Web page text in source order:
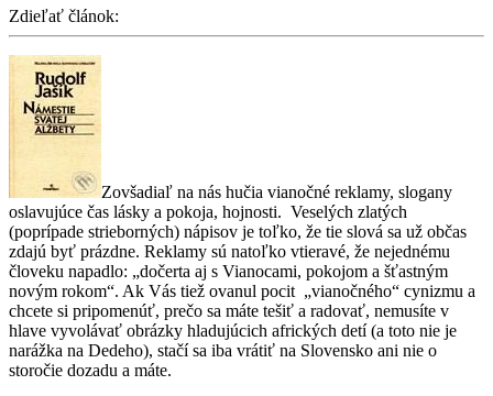
Zdieľať článok:
Zovšadiaľ na nás hučia vianočné reklamy, slogany
oslavujúce čas lásky a pokoja, hojnosti. Veselých zlatých
(poprípade strieborných) nápisov je toľko, že tie slová sa už občas
zdajú byť prázdne. Reklamy sú natoľko vtieravé, že nejednému
človeku napadlo: „dočerta aj s Vianocami, pokojom a šťastným
novým rokom“. Ak Vás tiež ovanul pocit „vianočného“ cynizmu a
chcete si pripomenúť, prečo sa máte tešiť a radovať, nemusíte v
hlave vyvolávať obrázky hladujúcich afrických detí (a toto nie je
narážka na Dedeho), stačí sa iba vrátiť na Slovensko ani nie o
storočie dozadu a máte.